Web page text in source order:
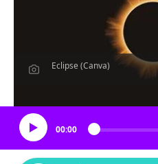
Eclipse (Canva)
00:00